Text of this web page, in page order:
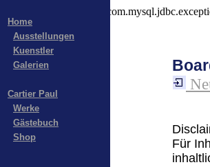
Connect nicht möglich
Home
Ausstellungen
Kuenstler
Galerien
Cartier Paul
Werke
Gästebuch
Shop
Für